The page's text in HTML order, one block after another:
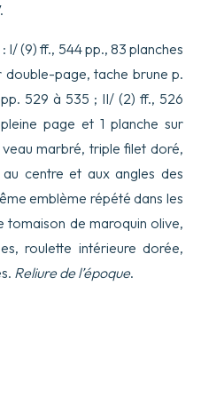
I/ (9) ff., 544 pp., 83 planches
double-page, tache brune p.
529 à 535 ; II/ (2) ff., 526
page et 1 planche sur
marbré, triple filet doré,
centre et aux angles des
emblème répété dans les
tomaison de maroquin olive,
roulette intérieure dorée,
Reliure de l’époque.